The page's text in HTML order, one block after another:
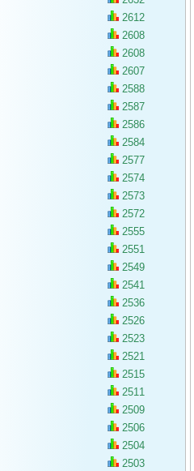
2612
2608
2608
2607
2588
2587
2586
2584
2577
2574
2573
2572
2555
2551
2549
2541
2536
2526
2523
2521
2515
2511
2509
2506
2504
2503